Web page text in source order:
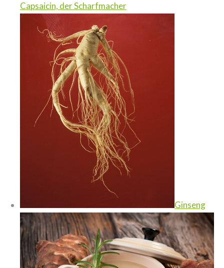
Capsaicin, der Scharfmacher
Ginseng